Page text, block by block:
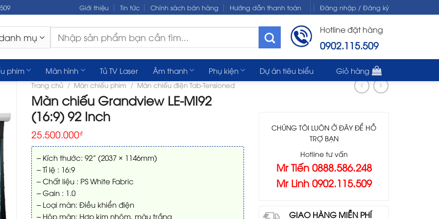
Giới thiệu Tin tức Chính sách bán hàng Hướng dẫn thanh toán Đăng nhập / Đăng ký
Tìm
kiếm:
Hotline đặt hàng
0902.115.509
phim Màn hình Tủ TV Laser Âm thanh Phụ kiện Dự án tiêu biểu Giỏ hàng
Trang chủ / Màn chiếu phim / Màn chiếu điện Tab-Tensioned
Màn chiếu Grandview LE-MI92
(16:9) 92 Inch
25.500.000₫
– Kích thước: 92” (2037 × 1146mm)
– Tỉ lệ : 16:9
– Chất liệu : PS White Fabric
– Gain : 1.0
– Loại màn: Điều khiển điện
– Hộp màn: Hợp kim nhôm, màu trắng
CHÚNG TÔI LUÔN Ở ĐÂY ĐỂ HỖ
TRỢ BẠN
Hotline tư vấn
Mr Tiến 0888.586.248
Mr Linh 0902.115.509
GIAO HÀNG MIỄN PHÍ